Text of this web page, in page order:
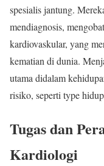
spesialis jantung.
mendiagnosis,
kardiovaskular, yang
kematian di dunia.
utama didalam
risiko, seperti type
Tugas dan
Kardiologi